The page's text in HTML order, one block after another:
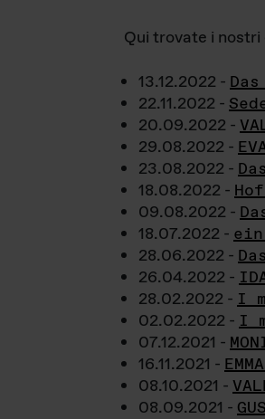
Qui trovate i
13.12.2022 -
22.11.2022 -
20.09.2022 -
29.08.2022 -
23.08.2022 -
18.08.2022 -
09.08.2022 -
18.07.2022 -
28.06.2022 -
26.04.2022 -
28.02.2022 - I
02.02.2022 - I
07.12.2021 -
16.11.2021 -
08.10.2021 -
08.09.2021 -